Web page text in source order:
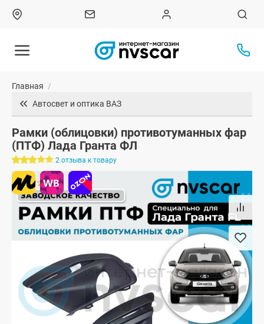
Главная /
Автосвет и оптика ВАЗ
Рамки (облицовки) противотуманных фар
(ПТФ) Лада Гранта ФЛ
2 отзыва к товару